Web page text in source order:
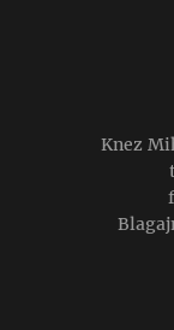
Knez